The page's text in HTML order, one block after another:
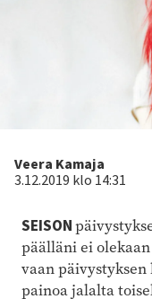
Kirjoittaja
Veera Kamaja
3.12.2019 klo 14:31
SEISON
päälläni ei
vaan
painoa jalalta